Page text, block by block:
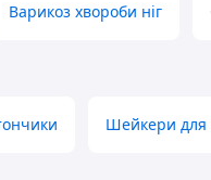
Варикоз хвороби ніг
Шейкери для